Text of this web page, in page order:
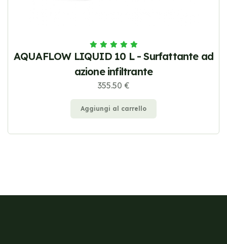
AQUAFLOW LIQUID 10 L - Surfattante ad
azione infiltrante
355.50 €
Aggiungi al carrello